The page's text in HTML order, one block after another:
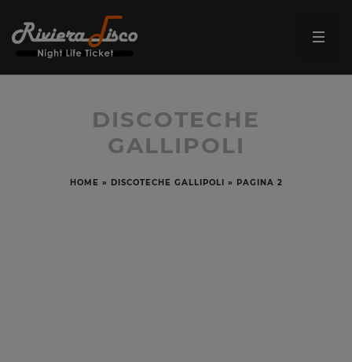
DISCOTECHE
GALLIPOLI
HOME » DISCOTECHE GALLIPOLI » PAGINA 2